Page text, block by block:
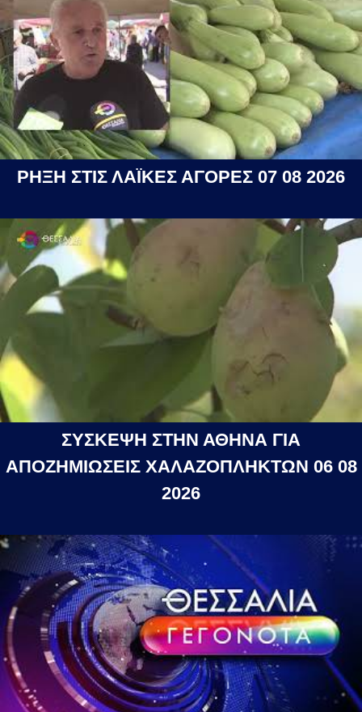
ΡΗΞΗ ΣΤΙΣ ΛΑΪΚΕΣ ΑΓΟΡΕΣ 07 08 2026
ΣΥΣΚΕΨΗ ΣΤΗΝ ΑΘΗΝΑ ΓΙΑ
ΑΠΟΖΗΜΙΩΣΕΙΣ ΧΑΛΑΖΟΠΛΗΚΤΩΝ 06 08
2026